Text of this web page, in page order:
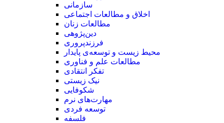
سازمانی
اخلاق و مطالعات اجتماعی
مطالعات زنان
دین‌پژوهی
فرزند‌پروری
محیط زیست و توسعه‌ی پایدار
مطالعات علم و فناوری
تفکر انتقادی
نیک زیستی
شکوفایی
مهارت‌های نرم
توسعه فردی
فلسفه